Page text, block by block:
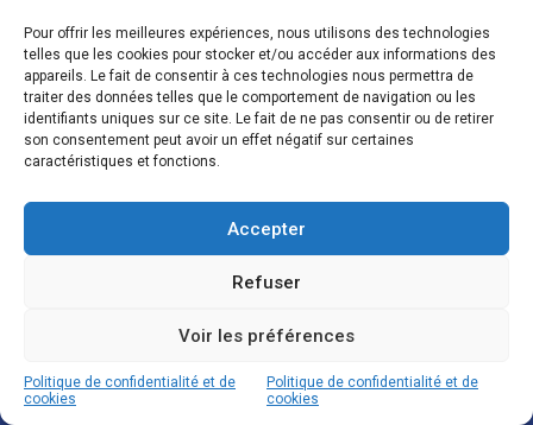
Pour offrir les meilleures expériences, nous utilisons des technologies
telles que les cookies pour stocker et/ou accéder aux informations des
appareils. Le fait de consentir à ces technologies nous permettra de
traiter des données telles que le comportement de navigation ou les
identifiants uniques sur ce site. Le fait de ne pas consentir ou de retirer
son consentement peut avoir un effet négatif sur certaines
caractéristiques et fonctions.
Accepter
Refuser
Voir les préférences
Politique de confidentialité et de
cookies
Politique de confidentialité et de
cookies
Vos coordonnées sont uniquement utilisées pour vous envoyer des
lettres d'information sur nos activités. Vous pouvez à tout moment
utiliser le lien de désinscription figurant dans la lettre d'information.
© LES NOUVELLES DE LA BOULANGERIE - Tous droits réservés - Réalisation :
Josh Digital
Mentions légales